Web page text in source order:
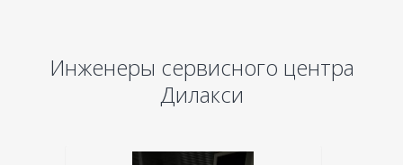
Инженеры сервисного центра
Дилакси